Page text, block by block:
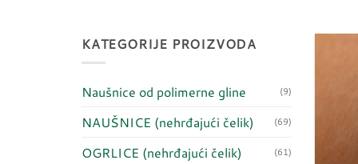
KATEGORIJE PROIZVODA
Naušnice od polimerne gline (9)
NAUŠNICE (nehrđajući čelik) (69)
OGRLICE (nehrđajući čelik) (61)